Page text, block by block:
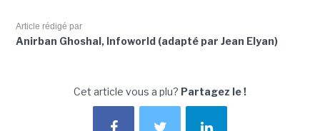
Article rédigé par
Anirban Ghoshal, Infoworld (adapté par Jean Elyan)
Cet article vous a plu? Partagez le !